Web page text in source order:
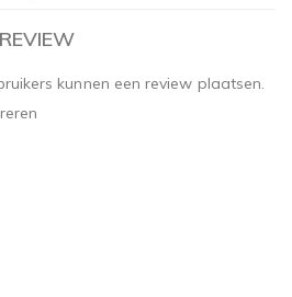
kunnen een review plaatsen.